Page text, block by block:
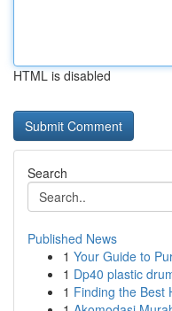
HTML is disabled
Search
Published News
1 Your Guide to
1 Dp40 plastic
1 Finding the Best